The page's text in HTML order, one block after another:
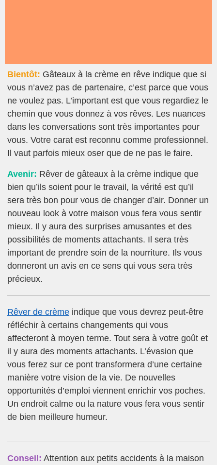
Bientôt: Gâteaux à la crème en rêve indique que si
vous n’avez pas de partenaire, c’est parce que vous
ne voulez pas. L’important est que vous regardiez le
chemin que vous donnez à vos rêves. Les nuances
dans les conversations sont très importantes pour
vous. Votre carat est reconnu comme professionnel.
Il vaut parfois mieux oser que de ne pas le faire.
Avenir: Rêver de gâteaux à la crème indique que
bien qu’ils soient pour le travail, la vérité est qu’il
sera très bon pour vous de changer d’air. Donner un
nouveau look à votre maison vous fera vous sentir
mieux. Il y aura des surprises amusantes et des
possibilités de moments attachants. Il sera très
important de prendre soin de la nourriture. Ils vous
donneront un avis en ce sens qui vous sera très
précieux.
Rêver de crème indique que vous devrez peut-être
réfléchir à certains changements qui vous
affecteront à moyen terme. Tout sera à votre goût et
il y aura des moments attachants. L’évasion que
vous ferez sur ce pont transformera d’une certaine
manière votre vision de la vie. De nouvelles
opportunités d’emploi viennent enrichir vos poches.
Un endroit calme ou la nature vous fera vous sentir
de bien meilleure humeur.
Conseil: Attention aux petits accidents à la maison